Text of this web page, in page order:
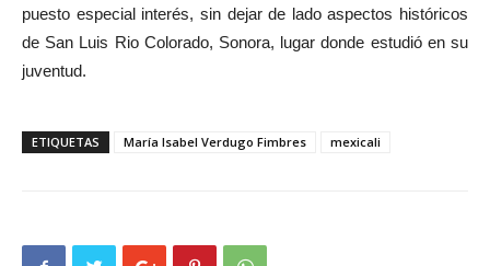
puesto especial interés, sin dejar de lado aspectos históricos
de San Luis Rio Colorado, Sonora, lugar donde estudió en su
juventud.
ETIQUETAS María Isabel Verdugo Fimbres mexicali